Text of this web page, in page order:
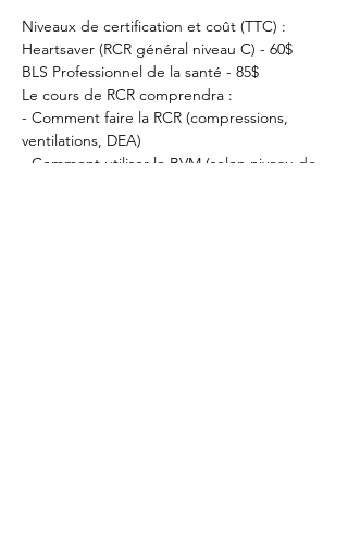
Niveaux de certification et coût (TTC) :
Heartsaver (RCR général niveau C) - 60$
BLS Professionnel de la santé - 85$
Le cours de RCR comprendra :
- Comment faire la RCR (compressions,
ventilations, DEA)
- Comment utiliser le BVM (selon niveau de